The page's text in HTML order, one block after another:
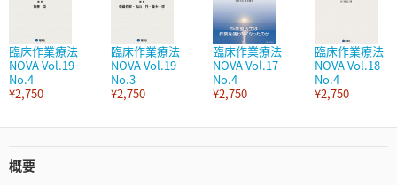
臨床作業療法
NOVA Vol.19
No.4
¥2,750
臨床作業療法
NOVA Vol.19
No.3
¥2,750
臨床作業療法
NOVA Vol.17
No.4
¥2,750
臨床作業療法
NOVA Vol.18
No.4
¥2,750
概要